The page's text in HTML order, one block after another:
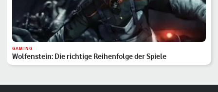
GAMING
Wolfenstein: Die richtige Reihenfolge der Spiele